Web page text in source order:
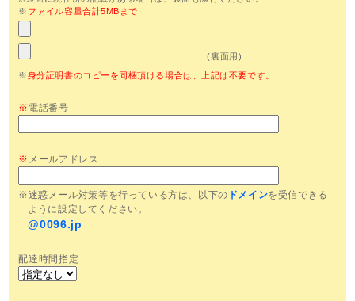
※ ファイル容量合計5MBまで
(裏面用)
※身分証明書のコピーを同梱頂ける場合は、上記は不要です。
※ 電話番号
※ メールアドレス
※迷惑メール対策等を行っている方は、以下の ドメインを受信できる
ように設定してください。
@0096.jp
配達時間指定